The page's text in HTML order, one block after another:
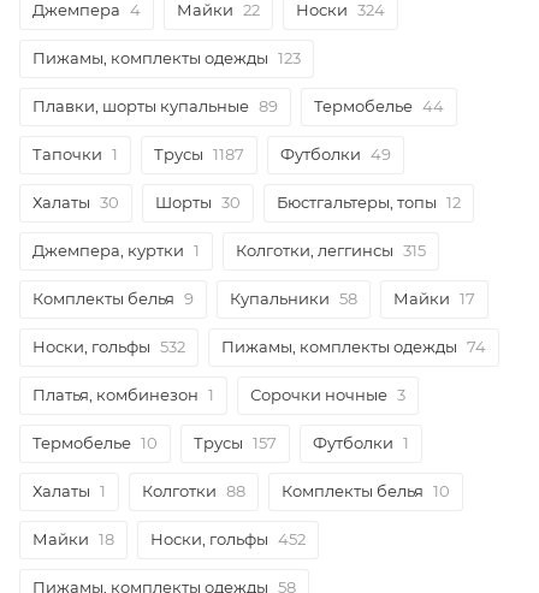
Джемпера 4 Майки 22 Носки 324
Пижамы, комплекты одежды 123
Плавки, шорты купальные 89 Термобелье 44
Тапочки 1 Трусы 1187 Футболки 49
Халаты 30 Шорты 30 Бюстгальтеры, топы 12
Джемпера, куртки 1 Колготки, леггинсы 315
Комплекты белья 9 Купальники 58 Майки 17
Носки, гольфы 532 Пижамы, комплекты одежды 74
Платья, комбинезон 1 Сорочки ночные 3
Термобелье 10 Трусы 157 Футболки 1
Халаты 1 Колготки 88 Комплекты белья 10
Майки 18 Носки, гольфы 452
Пижамы, комплекты одежды 58